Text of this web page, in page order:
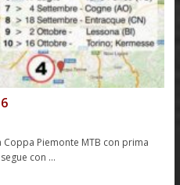
Piemonte MTB con prima
con …